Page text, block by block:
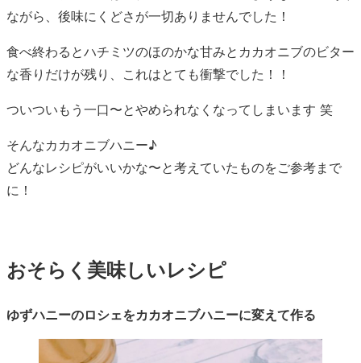
ながら、後味にくどさが一切ありませんでした！
食べ終わるとハチミツのほのかな甘みとカカオニブのビター
な香りだけが残り、これはとても衝撃でした！！
ついついもう一口〜とやめられなくなってしまいます 笑
そんなカカオニブハニー♪
どんなレシピがいいかな〜と考えていたものをご参考まで
に！
おそらく美味しいレシピ
ゆずハニーのロシェをカカオニブハニーに変えて作る